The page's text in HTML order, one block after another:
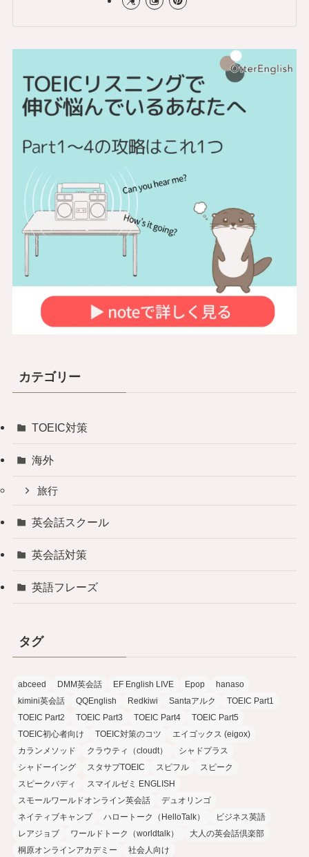
カテゴリー
TOEIC対策
海外
旅行
英会話スクール
英会話対策
英語フレーズ
タグ
abceed DMM英会話 EF English LIVE Epop
hanaso
kimini英会話
QQEnglish Redkiwi Santaアルク
TOEIC Part1
TOEIC Part2
TOEIC Part3 TOEIC Part4
TOEIC Part5
TOEIC初心者向け
TOEIC対策のコツ
エイゴックス (eigox)
カランメソッド
クラウティ（cloudt）
シャドプラス
シャドーイング
スタサプTOEIC スピフル
スピーク
スピークバディ
スマイルゼミ ENGLISH
スモールワールドオンライン英会話
デュオリンゴ
ネイティブキャンプ
ハロートーク（HelloTalk）
ビジネス英語
レアジョブ
ワールドトーク（worldtalk）
大人の英会話倶楽部
桐原オンラインアカデミー
社会人向け